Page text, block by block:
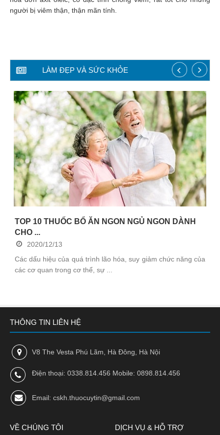
Dược
Liên
người bị viêm thận, thận mãn tính.
LÀM ĐẸP VÀ SỨC KHỎE
TOP 10 THUỐC BỔ ĂN NGON NGỦ NGON DÀNH
CHO ...
2020/12/13
Các dấu hiệu của quá trình lão hóa, suy giảm chức năng của
các cơ quan trong cơ thể, sự ...
THÔNG TIN LIÊN HỆ
V8 The Vesta Phú Lãm, Hà Đông, Hà Nội
Điện thoại: 0338.814.456 Mobile: 0898.814.456
Email: cskh.thuocuytin@gmail.com
VỀ CHÚNG TÔI DỊCH VỤ & HỖ TRỢ